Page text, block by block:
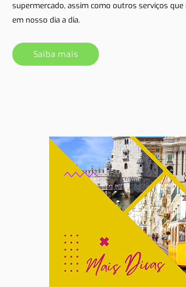
supermercado, assim como outros serviços que
em nosso dia a dia.
Saiba mais